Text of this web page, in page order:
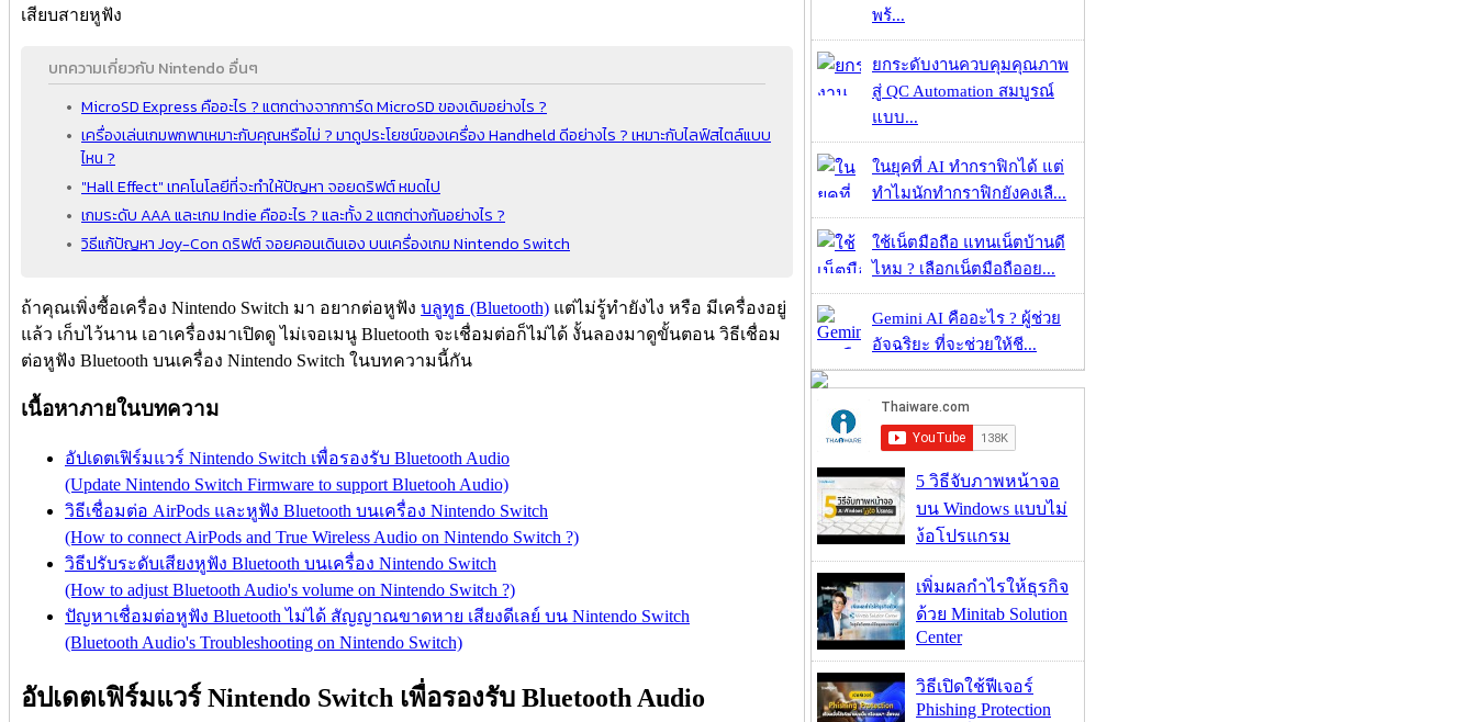
เสียบสายหูฟัง
บทความเกี่ยวกับ Nintendo อื่นๆ
MicroSD Express คืออะไร ? แตกต่างจากการ์ด MicroSD ของเดิมอย่างไร ?
เครื่องเล่นเกมพกพาเหมาะกับคุณหรือไม่ ? มาดูประโยชน์ของเครื่อง Handheld ดีอย่างไร ? เหมาะกับไลฟ์สไตล์แบบ
ไหน ?
"Hall Effect" เทคโนโลยีที่จะทำให้ปัญหา จอยดริฟต์ หมดไป
เกมระดับ AAA และเกม Indie คืออะไร ? และทั้ง 2 แตกต่างกันอย่างไร ?
วิธีแก้ปัญหา Joy-Con ดริฟต์ จอยคอนเดินเอง บนเครื่องเกม Nintendo Switch
ถ้าคุณเพิ่งซื้อเครื่อง Nintendo Switch มา อยากต่อหูฟัง บลูทูธ (Bluetooth) แต่ไม่รู้ทำยังไง หรือ มีเครื่องอยู่
แล้ว เก็บไว้นาน เอาเครื่องมาเปิดดู ไม่เจอเมนู Bluetooth จะเชื่อมต่อก็ไม่ได้ งั้นลองมาดูขั้นตอน วิธีเชื่อม
ต่อหูฟัง Bluetooth บนเครื่อง Nintendo Switch ในบทความนี้กัน
เนื้อหาภายในบทความ
อัปเดตเฟิร์มแวร์ Nintendo Switch เพื่อรองรับ Bluetooth Audio
(Update Nintendo Switch Firmware to support Bluetooh Audio)
วิธีเชื่อมต่อ AirPods และหูฟัง Bluetooth บนเครื่อง Nintendo Switch
(How to connect AirPods and True Wireless Audio on Nintendo Switch ?)
วิธีปรับระดับเสียงหูฟัง Bluetooth บนเครื่อง Nintendo Switch
(How to adjust Bluetooth Audio's volume on Nintendo Switch ?)
ปัญหาเชื่อมต่อหูฟัง Bluetooth ไม่ได้ สัญญาณขาดหาย เสียงดีเลย์ บน Nintendo Switch
(Bluetooth Audio's Troubleshooting on Nintendo Switch)
อัปเดตเฟิร์มแวร์ Nintendo Switch เพื่อรองรับ Bluetooth Audio
พร้...
ยกระดับงานควบคุมคุณภาพ
สู่ QC Automation สมบูรณ์
แบบ...
ในยุคที่ AI ทำกราฟิกได้ แต่
ทำไมนักทำกราฟิกยังคงเลื...
ใช้เน็ตมือถือ แทนเน็ตบ้านดี
ไหม ? เลือกเน็ตมือถืออย...
Gemini AI คืออะไร ? ผู้ช่วย
อัจฉริยะ ที่จะช่วยให้ชี...
5 วิธีจับภาพหน้าจอ
บน Windows แบบไม่
ง้อโปรแกรม
เพิ่มผลกำไรให้ธุรกิจ
ด้วย Minitab Solution
Center
วิธีเปิดใช้ฟีเจอร์
Phishing Protection